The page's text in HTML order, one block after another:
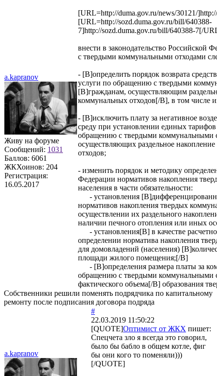
a.kapranov
Живу на форуме
Сообщений: 1031
Баллов: 6061
ЖКХоинов: 204
Регистрация:
16.05.2017
[URL=http://duma.gov.ru/news/30121/
[URL=http://sozd.duma.gov.ru/bill/640388-
7]http://sozd.duma.gov.ru/bill/640388-7[/
внести в законодательство Российской
с твердыми коммунальными отходами
- [B]определить порядок возврата
услуги по обращению с твердыми
[B]гражданам, осуществляющим
коммунальных отходов[/B], в том числе
- [B]исключить плату за негативное
среду при установлении единых
обращению с твердыми коммунальными
осуществляющих раздельное
отходов;
- изменить порядок и методику
Федерации нормативов накопления
населения в части обязательности:
- установления
нормативов накопления твердых
осуществлении их раздельного
наличии печного отопления или иных
- установления[B] в качестве
определении норматива накопления
для домовладений (населения)
площади жилого помещения;[/B]
- [B]определения размера платы за
обращению с твердыми коммунальными
фактического объема[/B] образования
Собственники решили поменять подрядчика по капитальному
ремонту после подписания договора подряда
a.kapranov
#
22.03.2019 11:50:22
[QUOTE]Оптимист от ЖКХ пишет:
Спецчета зло я всегда это говорил,
было бы бабло в общем котле, фиг
бы они кого то поменяли)))
[/QUOTE]